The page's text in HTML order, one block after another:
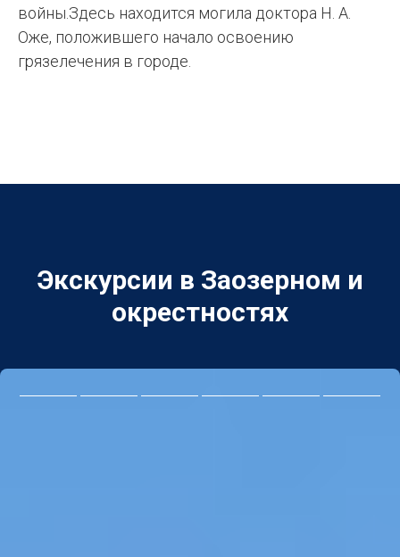
войны.Здесь находится могила доктора Н. А.
Оже, положившего начало освоению
грязелечения в городе.
Экскурсии в Заозерном и
окрестностях